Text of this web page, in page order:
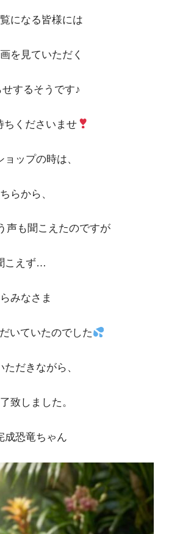
になる皆様には
を見ていただく
するそうです♪
ちくださいませ
ップの時は、
らから、
声も聞こえたのですが
こえず…
みなさま
いていたのでした
だきながら、
致しました。
成恐竜ちゃん